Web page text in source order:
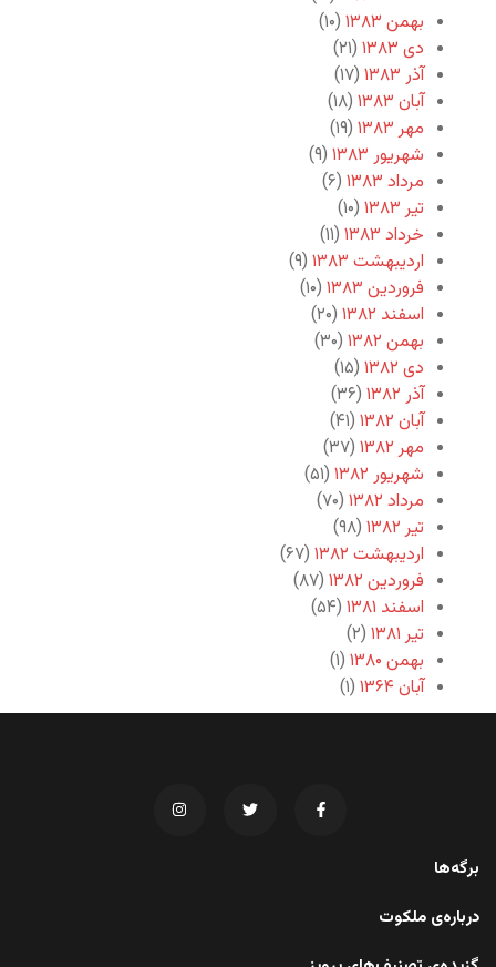
بهمن ۱۳۸۳
(۱۰)
دی ۱۳۸۳
(۲۱)
آذر ۱۳۸۳
(۱۷)
آبان ۱۳۸۳
(۱۸)
مهر ۱۳۸۳
(۱۹)
شهریور ۱۳۸۳
(۹)
مرداد ۱۳۸۳
(۶)
تیر ۱۳۸۳
(۱۰)
خرداد ۱۳۸۳
(۱۱)
اردیبهشت ۱۳۸۳
(۹)
فروردین ۱۳۸۳
(۱۰)
اسفند ۱۳۸۲
(۲۰)
بهمن ۱۳۸۲
(۳۰)
دی ۱۳۸۲
(۱۵)
آذر ۱۳۸۲
(۳۶)
آبان ۱۳۸۲
(۴۱)
مهر ۱۳۸۲
(۳۷)
شهریور ۱۳۸۲
(۵۱)
مرداد ۱۳۸۲
(۷۰)
تیر ۱۳۸۲
(۹۸)
اردیبهشت ۱۳۸۲
(۶۷)
فروردین ۱۳۸۲
(۸۷)
اسفند ۱۳۸۱
(۵۴)
تیر ۱۳۸۱
(۲)
بهمن ۱۳۸۰
(۱)
آبان ۱۳۶۴
(۱)
برگه‌ها
درباره‌ی ملکوت